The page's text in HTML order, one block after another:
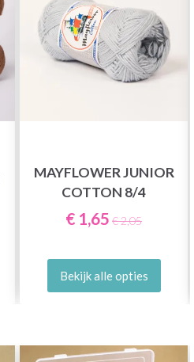
MAYFLOWER JUNIOR
COTTON 8/4
€ 1,65 € 2,05
Bekijk alle opties